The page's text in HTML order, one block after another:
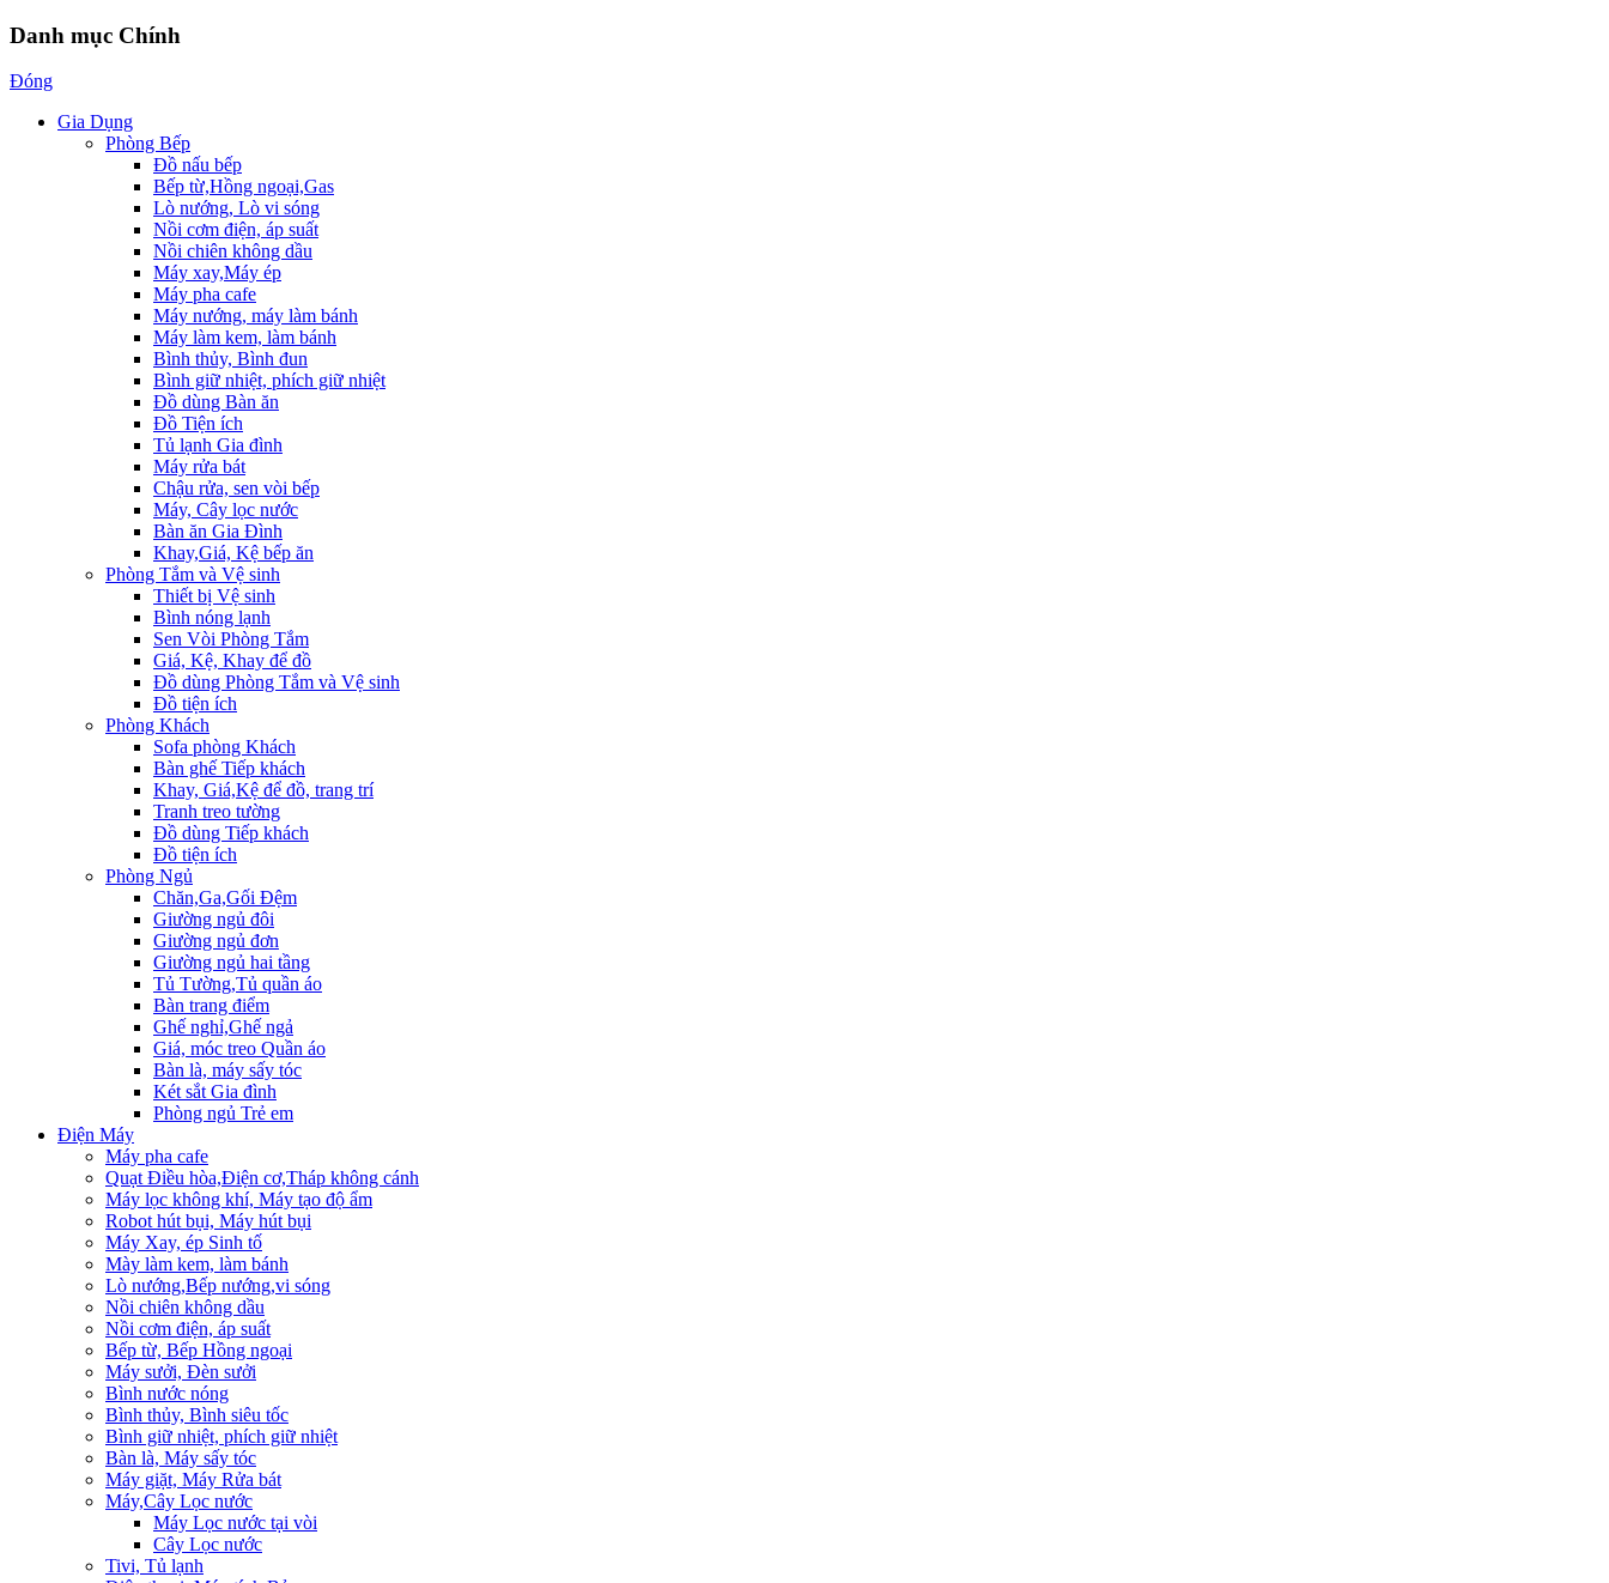
Danh mục Chính
Đóng
Gia Dụng
Phòng Bếp
Đồ nấu bếp
Bếp từ,Hồng ngoại,Gas
Lò nướng, Lò vi sóng
Nồi cơm điện, áp suất
Nồi chiên không dầu
Máy xay,Máy ép
Máy pha cafe
Máy nướng, máy làm bánh
Máy làm kem, làm bánh
Bình thủy, Bình đun
Bình giữ nhiệt, phích giữ nhiệt
Đồ dùng Bàn ăn
Đồ Tiện ích
Tủ lạnh Gia đình
Máy rửa bát
Chậu rửa, sen vòi bếp
Máy, Cây lọc nước
Bàn ăn Gia Đình
Khay,Giá, Kệ bếp ăn
Phòng Tắm và Vệ sinh
Thiết bị Vệ sinh
Bình nóng lạnh
Sen Vòi Phòng Tắm
Giá, Kệ, Khay để đồ
Đồ dùng Phòng Tắm và Vệ sinh
Đồ tiện ích
Phòng Khách
Sofa phòng Khách
Bàn ghế Tiếp khách
Khay, Giá,Kệ để đồ, trang trí
Tranh treo tường
Đồ dùng Tiếp khách
Đồ tiện ích
Phòng Ngủ
Chăn,Ga,Gối Đệm
Giường ngủ đôi
Giường ngủ đơn
Giường ngủ hai tầng
Tủ Tường,Tủ quần áo
Bàn trang điểm
Ghế nghỉ,Ghế ngả
Giá, móc treo Quần áo
Bàn là, máy sấy tóc
Két sắt Gia đình
Phòng ngủ Trẻ em
Điện Máy
Máy pha cafe
Quạt Điều hòa,Điện cơ,Tháp không cánh
Máy lọc không khí, Máy tạo độ ẩm
Robot hút bụi, Máy hút bụi
Máy Xay, ép Sinh tố
Mày làm kem, làm bánh
Lò nướng,Bếp nướng,vi sóng
Nồi chiên không dầu
Nồi cơm điện, áp suất
Bếp từ, Bếp Hồng ngoại
Máy sưởi, Đèn sưởi
Bình nước nóng
Bình thủy, Bình siêu tốc
Bình giữ nhiệt, phích giữ nhiệt
Bàn là, Máy sấy tóc
Máy giặt, Máy Rửa bát
Máy,Cây Lọc nước
Máy Lọc nước tại vòi
Cây Lọc nước
Tivi, Tủ lạnh